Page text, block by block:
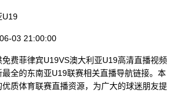
U19
03 21:00:00
费菲律宾U19VS澳大利亚U19高清直播视频
全的东南亚U19联赛相关直播导航链接。本
质体育联赛直播资源，为广大的球迷朋友提